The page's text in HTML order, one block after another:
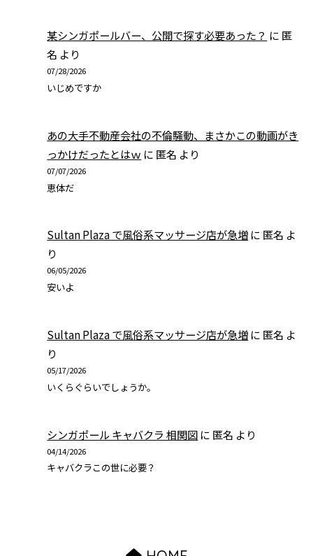
某シンガポールバー、公開で探す必要あった？ に 匿
名 より
07/28/2026
いじめですか
あの大手不動産会社の不倫騒動、まさかこの動画がき
っかけだったとはｗ に 匿名 より
07/07/2026
恵体だ
Sultan Plaza で風俗系マッサージ店が急増 に 匿名 よ
り
06/05/2026
安いよ
Sultan Plaza で風俗系マッサージ店が急増 に 匿名 よ
り
05/17/2026
いくらぐらいでしょうか。
シンガポール キャバクラ 相関図 に 匿名 より
04/14/2026
キャバクラこの世に必要？